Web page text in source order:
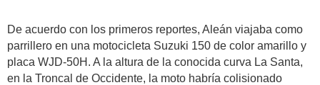
De acuerdo con los primeros reportes, Aleán viajaba como
parrillero en una motocicleta Suzuki 150 de color amarillo y
placa WJD-50H. A la altura de la conocida curva La Santa,
en la Troncal de Occidente, la moto habría colisionado